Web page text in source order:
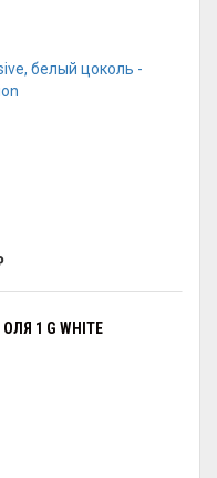
1 G WHITE